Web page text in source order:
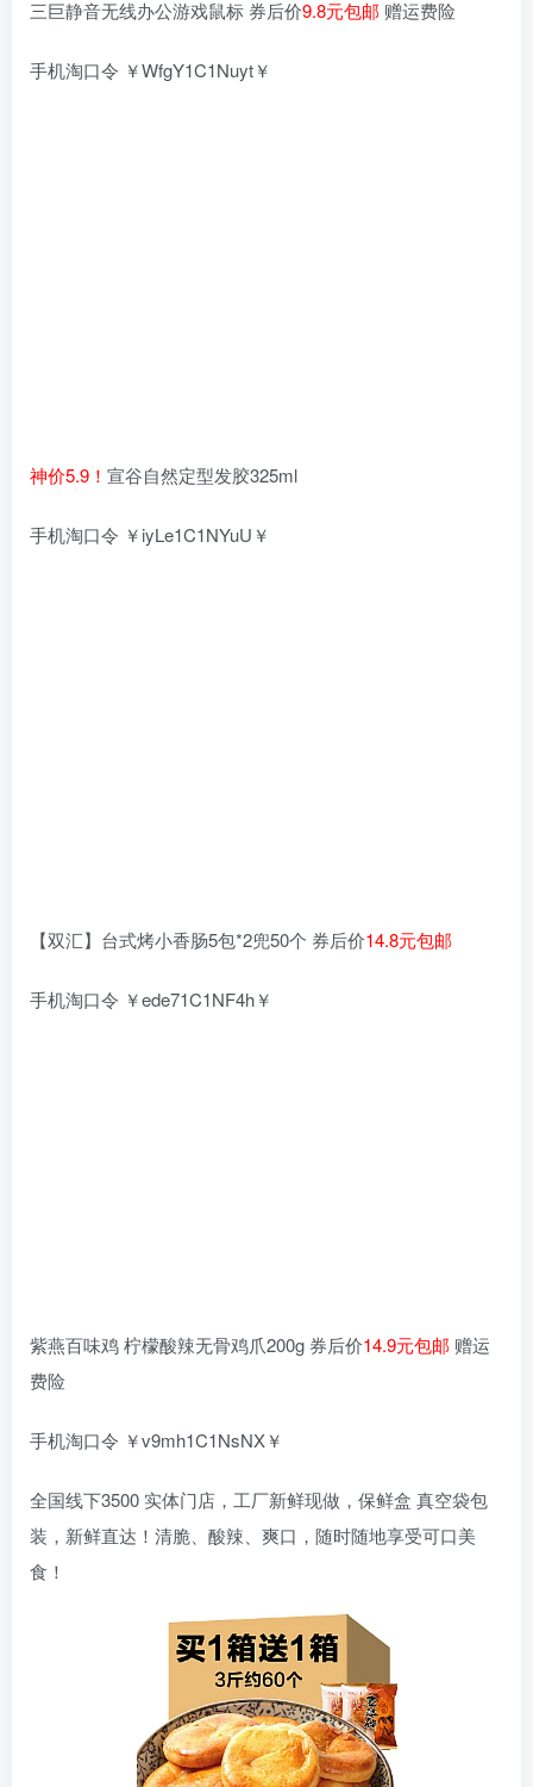
三巨静音无线办公游戏鼠标 券后价9.8元包邮 赠运费险
手机淘口令 ￥WfgY1C1Nuyt￥
神价5.9！ 宣谷自然定型发胶325ml
手机淘口令 ￥iyLe1C1NYuU￥
【双汇】台式烤小香肠5包*2兜50个 券后价14.8元包邮
手机淘口令 ￥ede71C1NF4h￥
紫燕百味鸡 柠檬酸辣无骨鸡爪200g 券后价14.9元包邮 赠运
费险
手机淘口令 ￥v9mh1C1NsNX￥
全国线下3500 实体门店，工厂新鲜现做，保鲜盒 真空袋包
装，新鲜直达！清脆、酸辣、爽口，随时随地享受可口美
食！